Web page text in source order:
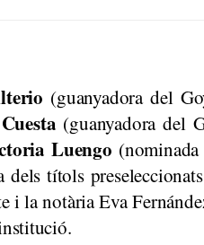
(guanyadora del
(guanyadora del
Luengo
títols
i la notària Eva